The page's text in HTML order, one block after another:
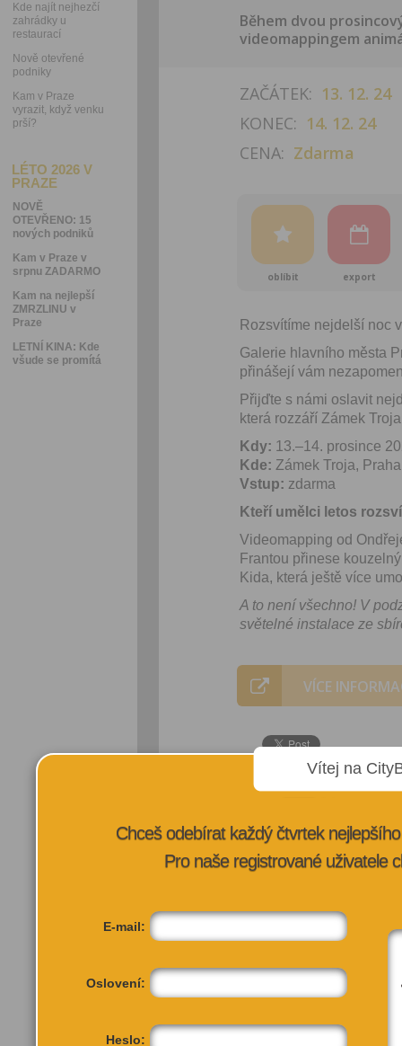
Kde najít nejhezčí
zahrádky u
restaurací
Nově otevřené
podniky
Kam v Praze
vyrazit, když venku
prší?
LÉTO 2026 V
PRAZE
NOVĚ
OTEVŘENO: 15
nových podniků
Kam v Praze v
srpnu ZADARMO
Kam na nejlepší
ZMRZLINU v
Praze
LETNÍ KINA: Kde
všude se promítá
Během dvou
videomappingem
ZAČÁTEK: 13. 12. 24
KONEC: 14. 12. 24
CENA: Zdarma
oblíbit export
Rozsvítíme nejdelší noc
Galerie hlavního města
přinášejí vám
Přijďte s námi oslavit
která rozzáří Zámek
Kdy: 13.–14. prosince
Kde: Zámek Troja, Praha
Vstup: zdarma
Kteří umělci letos
Videomapping od
Frantou přinese
Kida, která ještě více
A to není všechno! V
světelné instalace ze
VÍCE
Vítej na
Chceš odebírat každý čtvrtek
Pro naše registrované uživatele
E-mail:
Oslovení:
Heslo: